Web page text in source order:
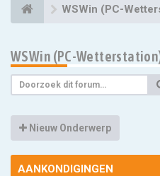
WSWin (PC-
WSWin (PC-
Nieuw Onderwerp
AANKONDIGINGEN